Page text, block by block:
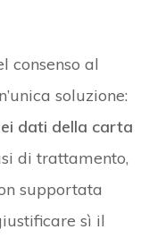
consenso al
soluzione:
dati della carta
di trattamento,
supportata
sì il